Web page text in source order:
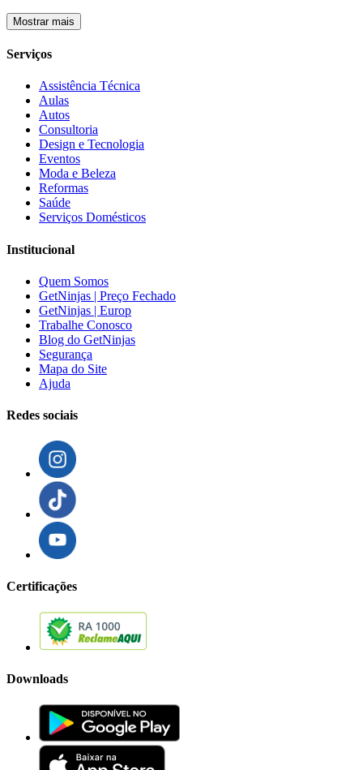
Mostrar mais
Serviços
Assistência Técnica
Aulas
Autos
Consultoria
Design e Tecnologia
Eventos
Moda e Beleza
Reformas
Saúde
Serviços Domésticos
Institucional
Quem Somos
GetNinjas | Preço Fechado
GetNinjas | Europ
Trabalhe Conosco
Blog do GetNinjas
Segurança
Mapa do Site
Ajuda
Redes sociais
Certificações
Downloads